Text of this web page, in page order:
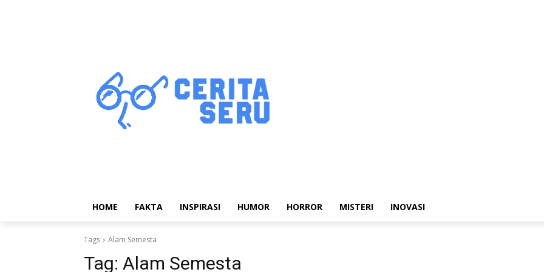
HOME FAKTA INSPIRASI HUMOR HORROR MISTERI INOVASI
Tags Alam Semesta
Tag: Alam Semesta